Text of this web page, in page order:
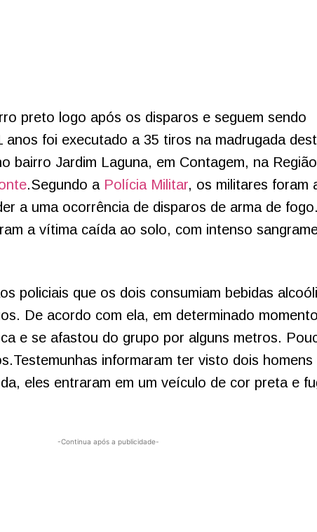
preto logo após os disparos e seguem sendo
anos foi executado a 35 tiros na madrugada
bairro Jardim Laguna, em Contagem, na Região
.Segundo a Polícia Militar, os militares foram
a uma ocorrência de disparos de arma de
a vítima caída ao solo, com intenso
policiais que os dois consumiam bebidas
De acordo com ela, em determinado
e se afastou do grupo por alguns metros.
informaram ter visto dois homens
eles entraram em um veículo de cor preta e
-Continua após a publicidade-